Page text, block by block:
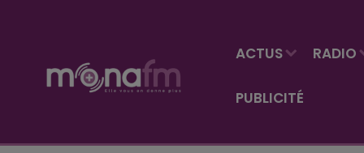
ACTUS RADIO
PUBLICITÉ